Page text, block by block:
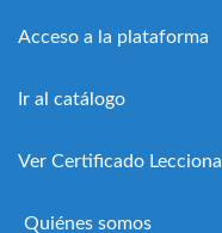
Acceso a la plataforma
Ir al catálogo
Ver Certificado Lecciona
Quiénes somos